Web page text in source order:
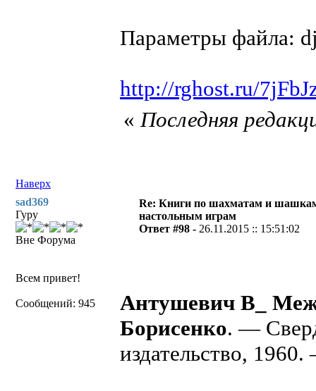
Параметры файла:
http://rghost.ru/
Наверх
«Последняя
sad369
Гуру
Вне Форума
Всем привет!
Сообщений: 945
Re: Книги по шахматам и
настольным играм
Ответ #98 - 26.11.2015 :: 15:51:02
Антушевич В_
Борисенко. —
издательство,